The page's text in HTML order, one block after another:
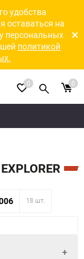
удобства
оставаться на
персональных
политикой
0 0
18 шт.